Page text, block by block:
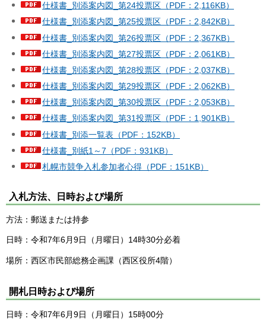
仕様書_別添案内図_第24投票区（PDF：2,116KB）
仕様書_別添案内図_第25投票区（PDF：2,842KB）
仕様書_別添案内図_第26投票区（PDF：2,367KB）
仕様書_別添案内図_第27投票区（PDF：2,061KB）
仕様書_別添案内図_第28投票区（PDF：2,037KB）
仕様書_別添案内図_第29投票区（PDF：2,062KB）
仕様書_別添案内図_第30投票区（PDF：2,053KB）
仕様書_別添案内図_第31投票区（PDF：1,901KB）
仕様書_別添一覧表（PDF：152KB）
仕様書_別紙1～7（PDF：931KB）
札幌市競争入札参加者心得（PDF：151KB）
入札方法、日時および場所
方法：郵送または持参
日時：令和7年6月9日（月曜日）14時30分必着
場所：西区市民部総務企画課（西区役所4階）
開札日時および場所
日時：令和7年6月9日（月曜日）15時00分